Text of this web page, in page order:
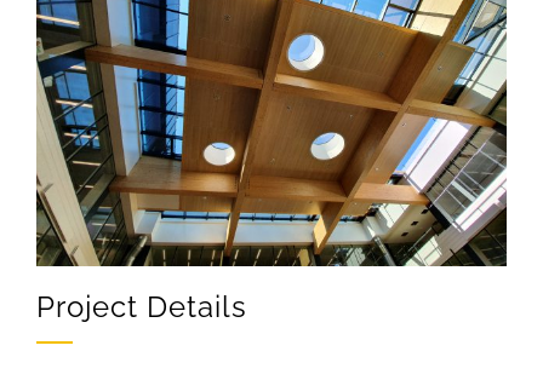
Project Details